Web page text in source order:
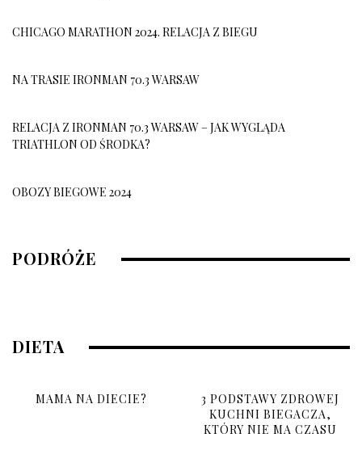
CHICAGO MARATHON 2024. RELACJA Z BIEGU
NA TRASIE IRONMAN 70.3 WARSAW
RELACJA Z IRONMAN 70.3 WARSAW – JAK WYGLĄDA
TRIATHLON OD ŚRODKA?
OBOZY BIEGOWE 2024
PODRÓŻE
DIETA
MAMA NA DIECIE?
3 PODSTAWY ZDROWEJ
KUCHNI BIEGACZA,
KTÓRY NIE MA CZASU